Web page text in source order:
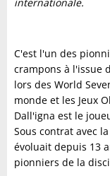
C'est l'un des
crampons à l'issue
lors des World
monde et les Jeux
Dall'igna est le
Sous contrat avec
évoluait depuis 13
pionniers de la